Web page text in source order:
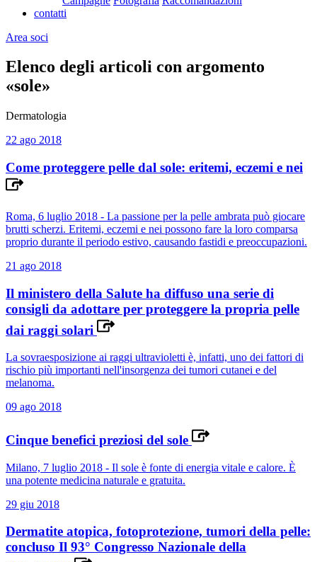
contatti
Area soci
Elenco degli articoli con argomento
«sole»
Dermatologia
22 ago 2018
Come proteggere pelle dal sole: eritemi, eczemi e nei
Roma, 6 luglio 2018 - La passione per la pelle ambrata può giocare
brutti scherzi. Eritemi, eczemi e nei possono fare la loro comparsa
proprio durante il periodo estivo, causando fastidi e preoccupazioni.
21 ago 2018
Il ministero della Salute ha diffuso una serie di
consigli da adottare per proteggere la propria pelle
dai raggi solari
La sovraesposizione ai raggi ultravioletti è, infatti, uno dei fattori di
rischio più importanti nell'insorgenza dei tumori cutanei e del
melanoma.
09 ago 2018
Cinque benefici preziosi del sole
Milano, 7 luglio 2018 - Il sole è fonte di energia vitale e calore. È
una potente medicina naturale e gratuita.
29 giu 2018
Dermatite atopica, fotoprotezione, tumori della pelle:
concluso Il 93° Congresso Nazionale della